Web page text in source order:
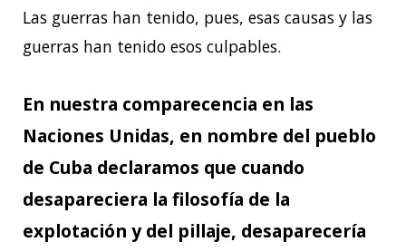
Las guerras han tenido, pues, esas causas y las
guerras han tenido esos culpables.
En nuestra comparecencia en las
Naciones Unidas, en nombre del pueblo
de Cuba declaramos que cuando
desapareciera la filosofía de la
explotación y del pillaje, desaparecería